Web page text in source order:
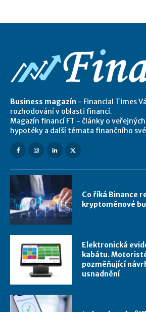
Business magazín - Financial Times
rozhodování v oblasti financí.
Magazín financí FT - články o
hypotéky a další témata finančního
Co říká Binance
kryptoměnové
Elektronická
kabátu.
pozměňující
usnadnění